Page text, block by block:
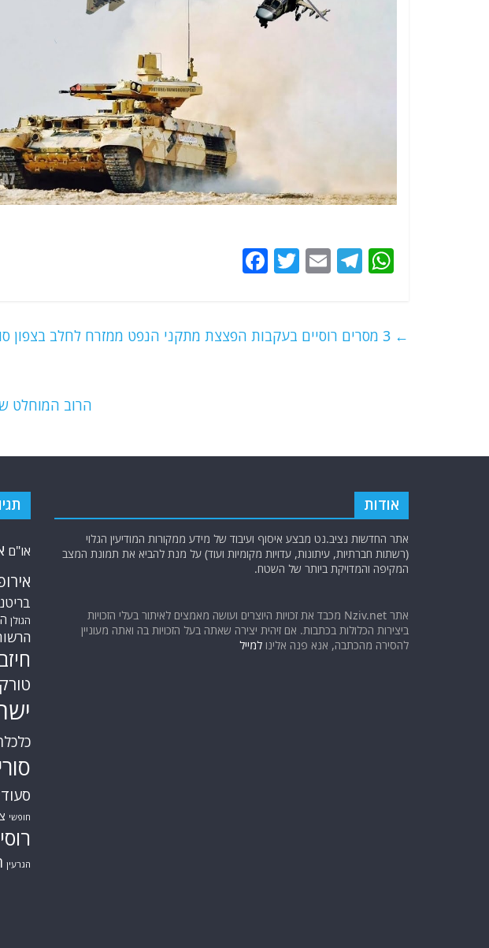
W
s
T
g
E
l
T
er
e ←
הרוב המוחלט
אודות
אתר החדשות נציב.נט מבצע איסוף ועיבוד של מידע ממקורות המודיעין הגלוי
(רשתות חברתיות, עיתונות, עדויות מקומיות ועוד) על מנת להביא את תמונת המצב
המקיפה והמדויקת ביותר של השטח.
אתר Nziv.net מכבד את זכויות היוצרים ועושה מאמצים לאיתור בעלי הזכויות
ביצירות הכלולות בכתבות. אם זיהית יצירה שאתה בעל הזכויות בה ואתה מעוניין
להסירה מהכתבה, אנא פנה אלינו למייל
או"ם
הגולן
חופשי
הגרעין